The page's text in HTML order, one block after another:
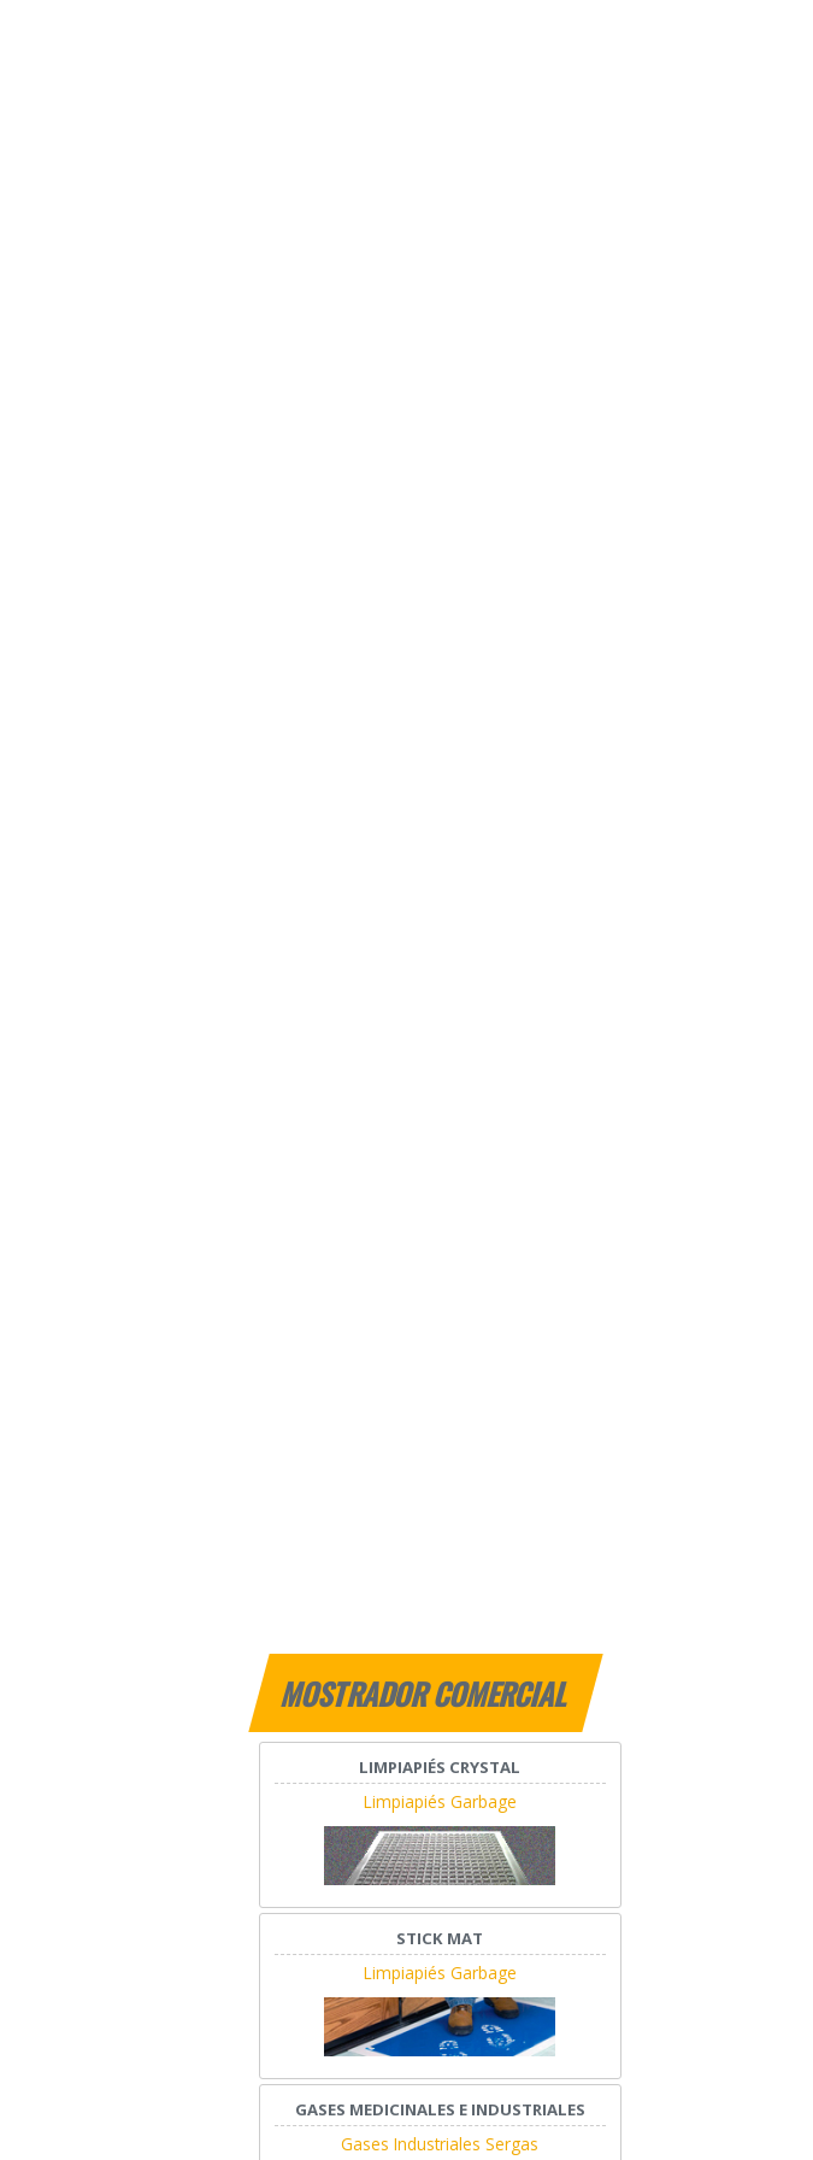
MOSTRADOR COMERCIAL
LIMPIAPIÉS CRYSTAL
Limpiapiés Garbage
STICK MAT
Limpiapiés Garbage
GASES MEDICINALES E INDUSTRIALES
Gases Industriales Sergas